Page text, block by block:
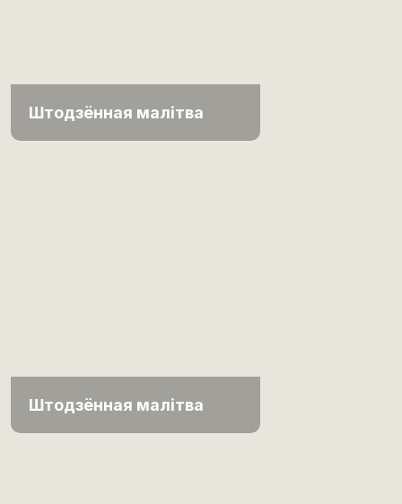
Штодзённая малітва
Штодзённая малітва